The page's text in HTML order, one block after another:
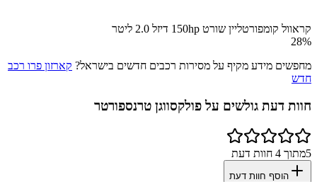
קראוול קומפורטליין שורט 150hp דיזל 2.0 ליטר
28%
מחפשים מידע מקיף על מסירות רכבים חדשים בישראל? קארזון פרו רכב
חדש
חוות דעת גולשים על פולקסווגן טרנספורטר
5מתוך 4 חוות דעת
הוסף חוות דעת